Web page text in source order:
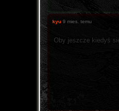
kyu 9 mies. temu
Oby jeszcze kiedyś